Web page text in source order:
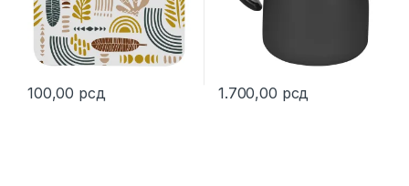
100,00 рсд 1.700,00 рсд
This product has multiple